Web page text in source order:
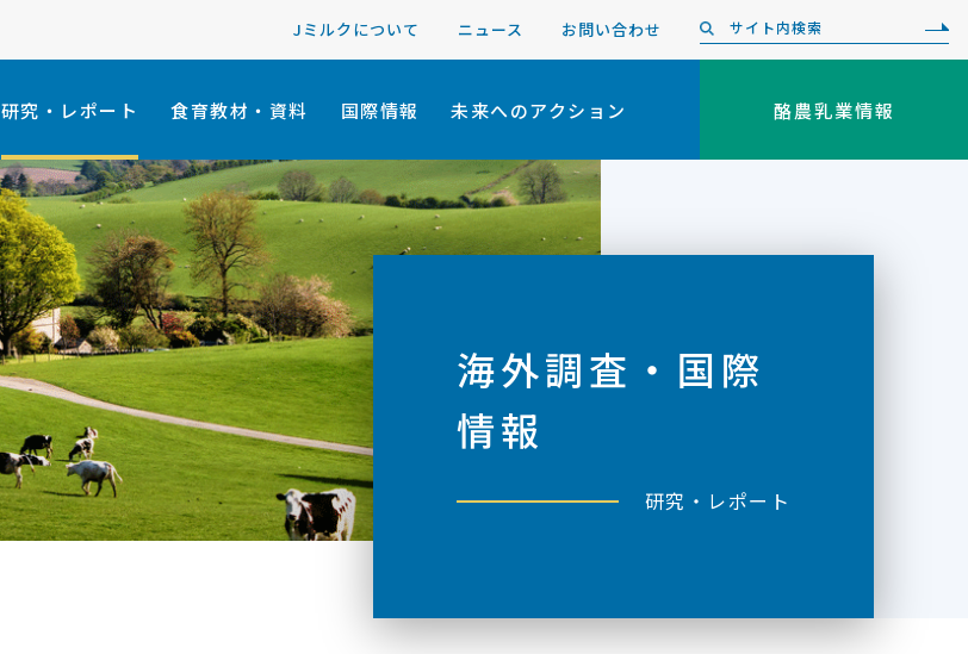
Jミルクについて ニュース お問い合わせ
研究・レポート 食育教材・資料 国際情報 未来へのアクション 酪農乳業情報
海外調査・国際
情報
研究・レポート